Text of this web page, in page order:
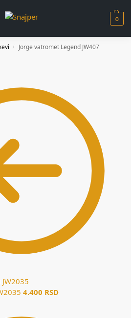
0
/ Jorge vatromet Legend JW407
4.400 RSD